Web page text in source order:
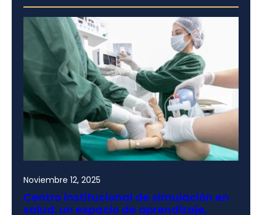
Noviembre 12, 2025
Centro institucional de simulación en
salud: un espacio de aprendizaje,